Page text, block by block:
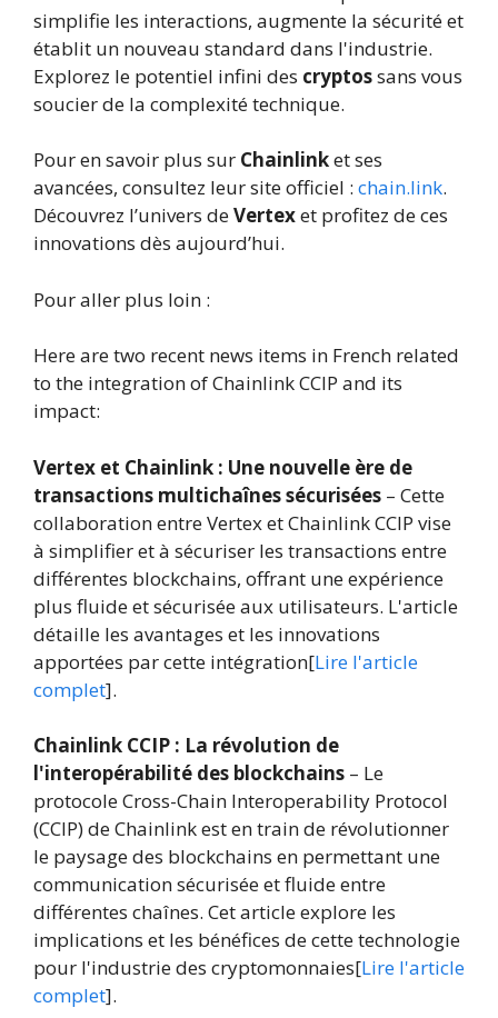
simplifie les interactions, augmente la sécurité et
établit un nouveau standard dans l'industrie.
Explorez le potentiel infini des cryptossans vous
soucier de la complexité technique.
Pour en savoir plus sur Chainlinket ses
avancées, consultez leur site officiel : chain.link.
Découvrez l’univers deVertexet profitez de ces
innovations dès aujourd’hui.
Pour aller plus loin :
Here are two recent news items in French related
to the integration of Chainlink CCIP and its
impact:
Vertex et Chainlink : Une nouvelle ère de
transactions multichaînes sécurisées – Cette
collaboration entre Vertex et Chainlink CCIP vise
à simplifier et à sécuriser les transactions entre
différentes blockchains, offrant une expérience
plus fluide et sécurisée aux utilisateurs. L'article
détaille les avantages et les innovations
apportées par cette intégration[Lire l'article
complet].
Chainlink CCIP : La révolution de
l'interopérabilité des blockchains – Le
protocole Cross-Chain Interoperability Protocol
(CCIP) de Chainlink est en train de révolutionner
le paysage des blockchains en permettant une
communication sécurisée et fluide entre
différentes chaînes. Cet article explore les
implications et les bénéfices de cette technologie
pour l'industrie des cryptomonnaies[Lire l'article
complet].